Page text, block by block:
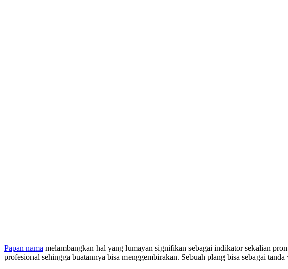
Papan nama melambangkan hal yang lumayan signifikan sebagai indikator sekalian
profesional sehingga buatannya bisa menggembirakan. Sebuah plang bisa sebagai